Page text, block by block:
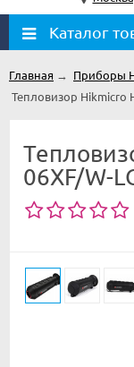
Каталог
Главная → Приборы
Тепловизор Hikmicro
06XF/W-